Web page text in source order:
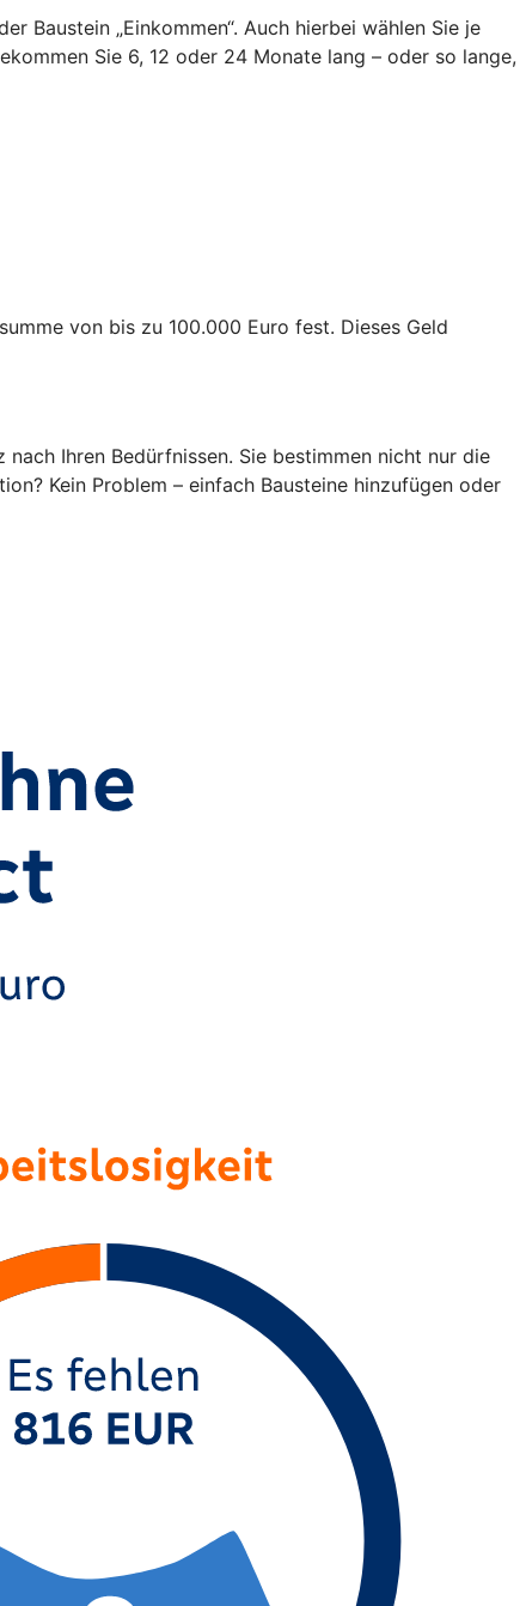
Baustein „Einkommen“. Auch hierbei wählen Sie je
Sie 6, 12 oder 24 Monate lang – oder so lange,
von bis zu 100.000 Euro fest. Dieses Geld
Ihren Bedürfnissen. Sie bestimmen nicht nur die
Kein Problem – einfach Bausteine hinzufügen oder